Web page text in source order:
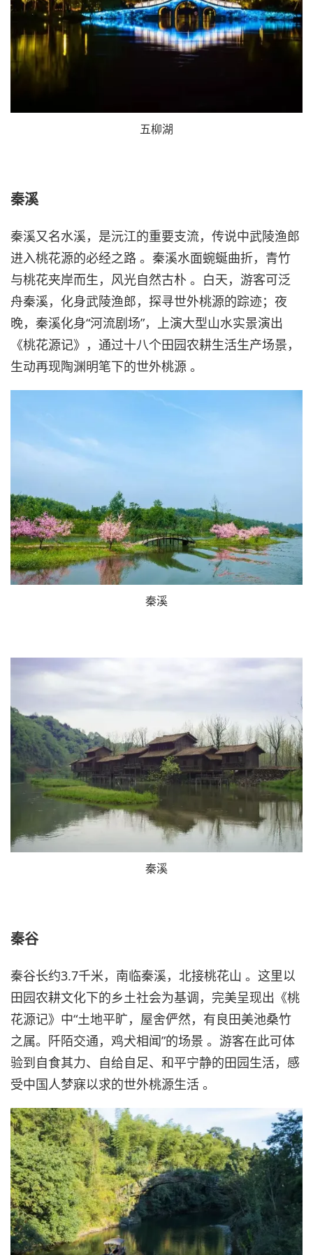
五柳湖
秦溪
秦溪又名水溪，是沅江的重要支流，传说中武陵渔郎
进入桃花源的必经之路 。秦溪水面蜿蜒曲折，青竹
与桃花夹岸而生，风光自然古朴 。白天，游客可泛
舟秦溪，化身武陵渔郎，探寻世外桃源的踪迹；夜
晚，秦溪化身“河流剧场”，上演大型山水实景演出
《桃花源记》，通过十八个田园农耕生活生产场景，
生动再现陶渊明笔下的世外桃源 。
秦溪
秦溪
秦谷
秦谷长约3.7千米，南临秦溪，北接桃花山 。这里以
田园农耕文化下的乡土社会为基调，完美呈现出《桃
花源记》中“土地平旷，屋舍俨然，有良田美池桑竹
之属。阡陌交通，鸡犬相闻”的场景 。游客在此可体
验到自食其力、自给自足、和平宁静的田园生活，感
受中国人梦寐以求的世外桃源生活 。